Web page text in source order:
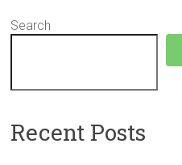
Search
Recent Posts